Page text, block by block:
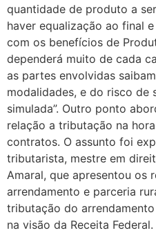
quantidade de produto a
haver equalização ao final
com os benefícios de
dependerá muito de cada
as partes envolvidas
modalidades, e do risco de
simulada”. Outro ponto
relação a tributação na
contratos. O assunto foi
tributarista, mestre em
Amaral, que apresentou os
arrendamento e parceria
tributação do
na visão da Receita